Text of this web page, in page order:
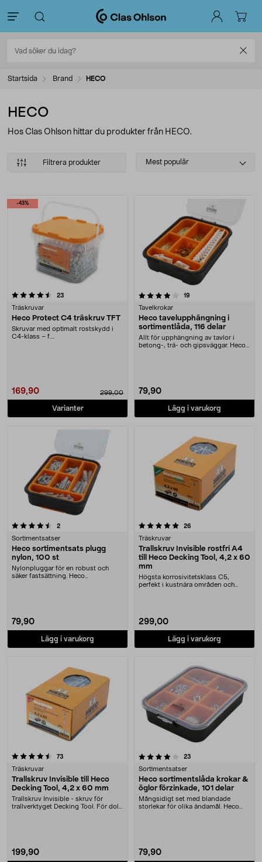
Startsida Brand HECO
HECO
Hos Clas Ohlson hittar du produkter från HECO.
Filtrera produkter
Select
Mest populär
Produkter
-43%
23
Träskruvar
Heco Protect C4 träskruv TFT
Skruvar med optimalt rostskydd i
C4-klass – f....
169,90 299,00
Varianter
4.0 av 5 stjärnor 19
Tavelkrokar
Heco tavelupphängning i
sortimentlåda, 116 delar
Allt för upphängning av tavlor i
betong-, trä- och gipsväggar. Heco
79,90
Lägg i varukorg
2recensioner
Sortimentsatser
Heco sortimentsats plugg
nylon, 100 st
Nylonpluggar för en robust och
säker fastsättning. Heco
79,90
Lägg i varukorg
5.0 av 5 stjärnor 26
Träskruvar
Trallskruv Invisible rostfri A4
till Heco Decking Tool, 4,2 x 60
mm
Högsta korrosivitetsklass C5,
perfekt i kustnära områden och
299,00
Lägg i varukorg
73
Träskruvar
Trallskruv Invisible till Heco
Decking Tool, 4,2 x 60 mm
Trallskruv Invisible - skruv för
trallverktyget Decking Tool. För dolt
199,90
4.0 av 5 stjärnor 23
Sortimentsatser
Heco sortimentslåda krokar &
öglor förzinkade, 101 delar
Mångsidigt set med blandade
storlekar för olika ändamål. Heco
79,90